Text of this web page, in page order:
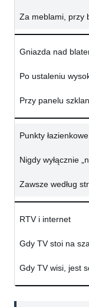
Za meblami, przy
Gniazda nad
Po ustaleniu
Przy panelu
Punkty łazienkowe
Nigdy wyłącznie
Zawsze według
RTV i internet
Gdy TV stoi na
Gdy TV wisi, jest